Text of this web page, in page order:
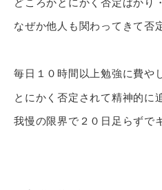
なぜか他人も関わってきて否
毎日１０時間以上勉強に費や
とにかく否定されて精神的に
我慢の限界で２０日足らずで